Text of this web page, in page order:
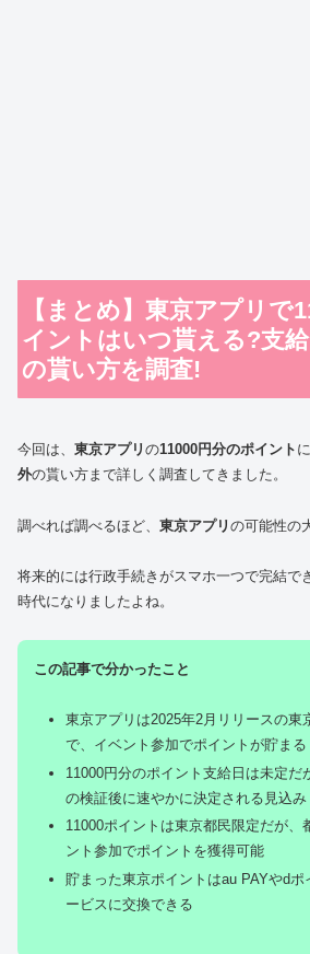
【まとめ】東京アプリで
イントはいつ貰える?支
の貰い方を調査!
今回は、 東京アプリ の11000円分のポイント
外の貰い方まで詳しく調査してきました。
調べれば調べるほど、 東京アプリ の可能性の
将来的には行政手続きがスマホ一つで完結で
時代になりましたよね。
この記事で分かったこと
東京アプリは2025年2月リリースの東
で、イベント参加でポイントが貯まる
11000円分のポイント支給日は未定だ
の検証後に速やかに決定される見込み
11000ポイントは東京都民限定だが、
ント参加でポイントを獲得可能
貯まった東京ポイントはau PAYやd
ービスに交換できる